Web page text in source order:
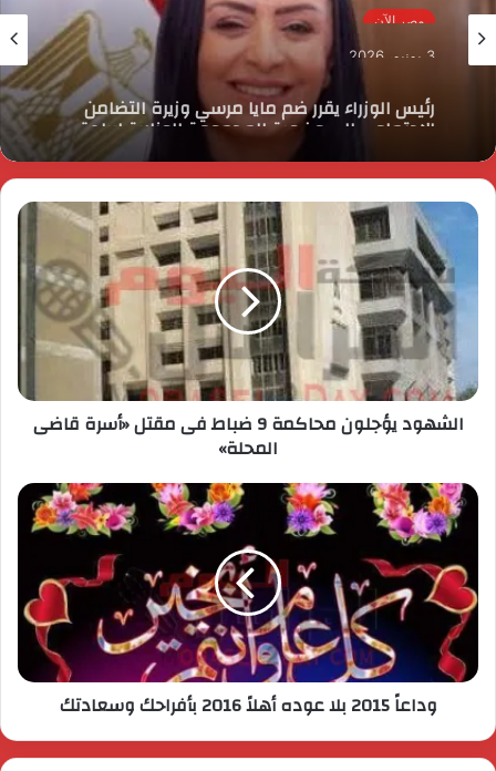
مصر الآن
رئيس الوزراء يقرر ضم مايا مرسي وزيرة التضامن
الاجتماعي إلى عضوية المجموعة الوزارية لريادة
الأعمال
الشهود يؤجلون محاكمة 9 ضباط فى مقتل «أسرة قاضى
المحلة»
وداعاً 2015 بلا عوده أهلاً 2016 بأفراحك وسعادتك